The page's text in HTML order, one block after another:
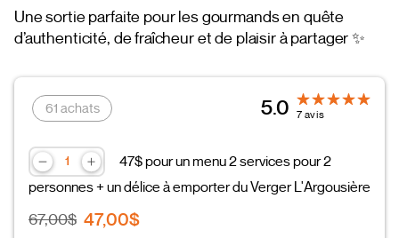
Une sortie parfaite pour les gourmands en quête
d’authenticité, de fraîcheur et de plaisir à partager ✨
61 achats 5.0 7 avis
47$ pour un menu 2 services pour 2
personnes + un délice à emporter du Verger L'Argousière
67,00$ 47,00$